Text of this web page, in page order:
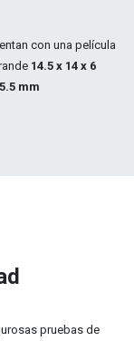
con una película
14.5 x 14 x 6
mm
pruebas de